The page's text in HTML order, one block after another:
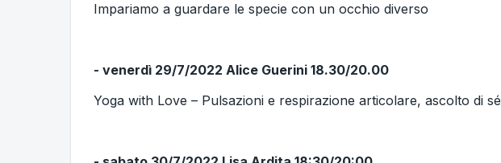
Impariamo a guardare le specie con un occhio diverso
- venerdì 29/7/2022 Alice Guerini 18.30/20.00
Yoga with Love – Pulsazioni e respirazione articolare, ascolto di sé